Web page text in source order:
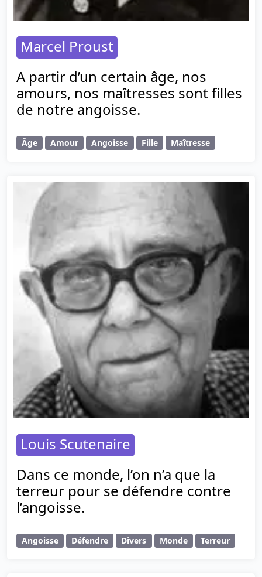
Marcel Proust
A partir d’un certain âge, nos
amours, nos maîtresses sont filles
de notre angoisse.
Âge Amour Angoisse Fille Maîtresse
Louis Scutenaire
Dans ce monde, l’on n’a que la
terreur pour se défendre contre
l’angoisse.
Angoisse Défendre Divers Monde Terreur